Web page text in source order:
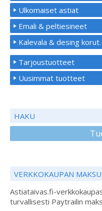
Ulkomaiset astiat
Emali & peltiesineet
Kalevala & desing korut.
Tarjoustuotteet
Uusimmat tuotteet
HAKU
VERKKOKAUPAN
Astiataivas.fi-
turvallisesti Paytrailin